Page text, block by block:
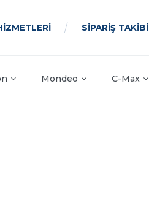
SİPARİŞ TAKİBİ
Mondeo C-Max